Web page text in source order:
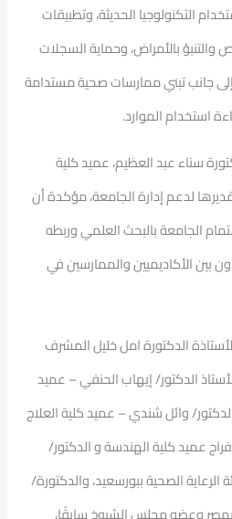
التكنولوجيا الحديثة، وتطبيقات
بالأمراض، وحماية السجلات
إلى جانب تبني ممارسات صحية مستدامة
استخدام الموارد.
سناء عبد العظيم، عميد كلية
لدعم إدارة الجامعة، مؤكدة أن
الجامعة بالبحث العلمي وربطه
بين الأكاديميين والممارسين في
الدكتورة امل خليل المشرف
الدكتور/ إيهاب الحنفي – عميد
وائل شندي – عميد كلية العلاج
عميد كلية الهندسة و الدكتور/
الصحية ببورسعيد، والدكتورة/
وعضو مجلس الشيوخ سابقًا،